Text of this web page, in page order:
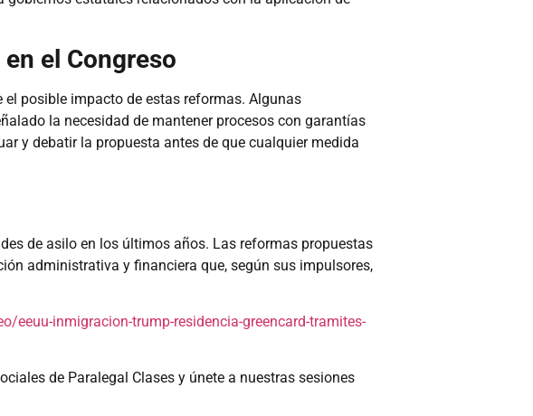
el Congreso
posible impacto de estas reformas. Algunas
la necesidad de mantener procesos con garantías
y debatir la propuesta antes de que cualquier medida
de asilo en los últimos años. Las reformas propuestas
administrativa y financiera que, según sus impulsores,
inmigracion-trump-residencia-greencard-tramites-
de Paralegal Clases y únete a nuestras sesiones